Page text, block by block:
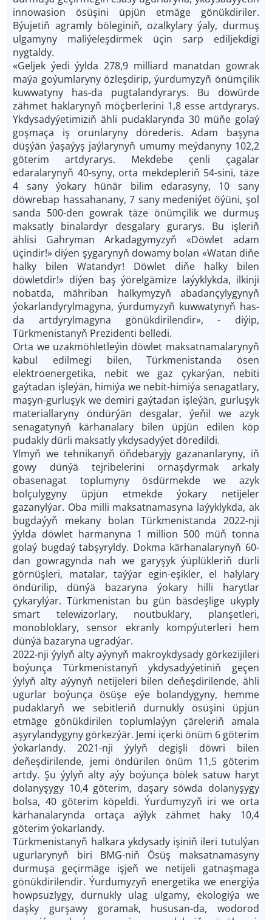
innowasion ösüşini üpjün etmäge gönükdiriler.
Býujetiň agramly böleginiň, ozalkylary ýaly, durmuş
ulgamyny maliýeleşdirmek üçin sarp ediljekdigi
nygtaldy.
«Geljek ýedi ýylda 278,9 milliard manatdan gowrak
maýa goýumlaryny özleşdirip, ýurdumyzyň önümçilik
kuwwatyny has-da pugtalandyrarys. Bu döwürde
zähmet haklarynyň möçberlerini 1,8 esse artdyrarys.
Ykdysadyýetimiziň ähli pudaklarynda 30 mü­ňe golaý
goşmaça iş orunlaryny dörederis. Adam başyna
düşýän ýaşaýyş jaýlarynyň umumy meýdanyny 102,2
göterim artdyrarys. Mekdebe çenli çagalar
edaralarynyň 40-syny, orta mekdepleriň 54-sini, täze
4 sany ýokary hünär bilim edarasyny, 10 sany
döwrebap hassahanany, 7 sany medeniýet öýüni, şol
sanda 500-den gowrak täze önümçilik we durmuş
maksatly binalardyr desgalary gurarys. Bu işleriň
ählisi Gahryman Arkadagymyzyň «Döwlet adam
üçindir!» diýen şygarynyň dowamy bolan «Watan di­ňe
halky bilen Watandyr! Döwlet di­ňe halky bilen
döwletdir!» diýen baş ýörelgämize laýyklykda, ilkinji
nobatda, mähriban halkymyzyň abadançylygynyň
ýokarlandyrylmagyna, ýurdumyzyň kuwwatynyň has-
da artdyrylmagyna gönükdirilendir», - diýip,
Türkmenistanyň Prezidenti belledi.
Orta we uzakmöhletleýin döwlet maksatnamalarynyň
kabul edilmegi bilen, Türkmenistanda ösen
elektroenergetika, nebit we gaz çykarýan, nebiti
gaýtadan işleýän, himiýa we nebit-himiýa senagatlary,
maşyn-gurluşyk we demiri gaýtadan işleýän, gurluşyk
materiallaryny öndürýän desgalar, ýeňil we azyk
senagatynyň kärhanalary bilen üpjün edilen köp
pudakly dürli maksatly ykdysadyýet döredildi.
Ylmyň we tehnikanyň öň­debaryjy gazananlaryny, iň
gowy dünýä tejribelerini ornaşdyrmak arkaly
obasenagat toplumyny ösdürmekde we azyk
bolçulygyny üpjün etmekde ýokary netijeler
gazanylýar. Oba milli maksatnamasyna laýyklykda, ak
bugdaýyň mekany bolan Türkmenistanda 2022-nji
ýylda döwlet harmanyna 1 million 500 müň tonna
golaý bugdaý tabşyryldy. Dokma kärhanalarynyň 60-
dan gowragynda nah we garyşyk ýüplükleriň dürli
görnüşleri, matalar, taýýar egin-eşikler, el halylary
öndürilip, dünýä bazaryna ýokary hilli harytlar
çykarylýar. Türkmenistan bu gün bäsdeşlige ukyply
smart telewizorlary, noutbuklary, planşetleri,
monobloklary, sensor ekranly kompýuterleri hem
dünýä bazaryna ugradýar.
2022-nji ýylyň alty aýynyň makroykdysady görkezijileri
boýunça Türkmenistanyň ykdysadyýetiniň geçen
ýylyň alty aýynyň netijeleri bilen deňeşdirilende, ähli
ugurlar boýunça ösüşe eýe bolandygyny, hemme
pudaklaryň we sebitleriň durnukly ösüşini üpjün
etmäge gönükdirilen toplumlaýyn çäreleriň amala
aşyrylandygyny görkezýär. Jemi içerki önüm 6 göterim
ýokarlandy. 2021-nji ýylyň degişli döwri bilen
deňeşdirilende, jemi öndürilen önüm 11,5 göterim
artdy. Şu ýylyň alty aýy boýunça bölek satuw haryt
dolanyşygy 10,4 göterim, daşary söwda dolanyşygy
bolsa, 40 göterim köpeldi. Ýurdumyzyň iri we orta
kärhanalarynda ortaça aýlyk zähmet haky 10,4
göterim ýokarlandy.
Türkmenistanyň halkara ykdysady işiniň ileri tutulýan
ugurlarynyň biri BMG-niň Ösüş maksatnamasyny
durmuşa geçirmäge işjeň we netijeli gatnaşmaga
gönükdirilendir. Ýurdumyzyň energetika we energiýa
howpsuzlygy, durnukly ulag ulgamy, ekologiýa we
daşky gurşawy goramak, hususan-da, wodorod